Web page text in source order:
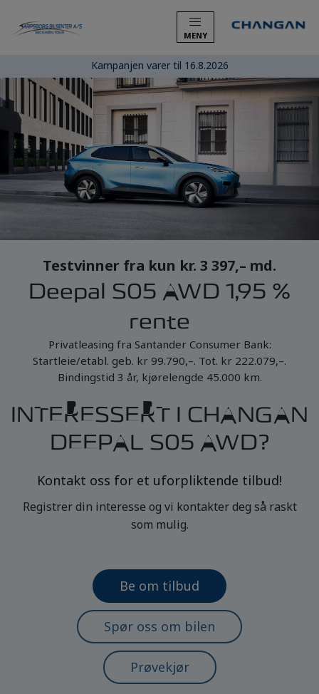
MENY
KAMPANJER
VERKSTED
KONTAKT
Kampanjen varer til 16.8.2026
Testvinner fra kun kr. 3 397,– md.
Deepal S05 AWD 1,95 %
rente
Privatleasing fra Santander Consumer Bank:
Startleie/etabl. geb. kr 99.790,–. Tot. kr 222.079,–.
Bindingstid 3 år, kjørelengde 45.000 km.
INTERESSERT I CHANGAN
DEEPAL S05 AWD?
Kontakt oss for et uforpliktende tilbud!
Registrer din interesse og vi kontakter deg så raskt
som mulig.
Be om tilbud
Spør oss om bilen
Prøvekjør